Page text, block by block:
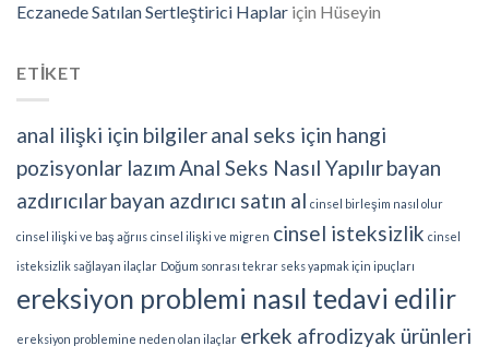
Eczanede Satılan Sertleştirici Haplar için Hüseyin
ETİKET
anal ilişki için bilgileranal seks için hangi
pozisyonlar lazımAnal Seks Nasıl Yapılırbayan
azdırıcılarbayan azdırıcı satın al cinsel birleşim nasıl olur
cinsel ilişki ve baş ağrııs cinsel ilişki ve migren cinsel isteksizlik cinsel
isteksizlik sağlayan ilaçlar Doğum sonrası tekrar seks yapmak için ipuçları
ereksiyon problemi nasıl tedavi edilir
ereksiyon problemine neden olan ilaçlar erkek afrodizyak ürünleri